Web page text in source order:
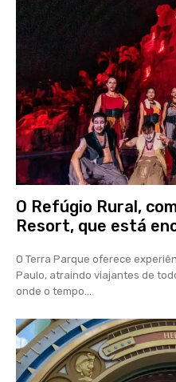
O Refúgio Rural,
Resort, que está
O Terra Parque oferece
Paulo, atraindo viajantes de todo o país. No interior
onde o tempo...